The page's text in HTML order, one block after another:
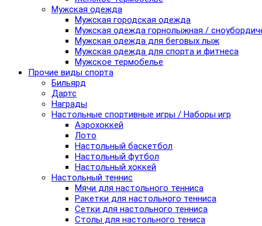
Мужская одежда
Мужская городская одежда
Мужская одежда горнолыжная /
Мужская одежда для беговых лыж
Мужская одежда для спорта и фитнеса
Мужское термобелье
Прочие виды спорта
Бильярд
Дартс
Награды
Настольные спортивные игры / Наборы игр
Аэрохоккей
Лото
Настольный баскетбол
Настольный футбол
Настольный хоккей
Настольный теннис
Мячи для настольного тенниса
Ракетки для настольного тенниса
Сетки для настольного тенниса
Столы для настольного тениса